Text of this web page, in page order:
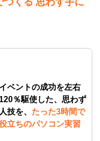
ベントの成功を左右
％駆使した、思わず
技を、 たった3時間で
立ちのパソコン実習